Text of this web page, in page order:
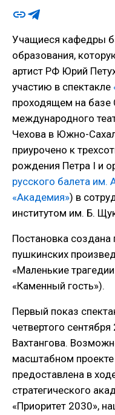
Учащиеся кафедры
образования,
артист РФ Юрий
участию в спектакле
проходящем на базе
международного
Чехова в Южно-
приурочено к
рождения Петра I и
русского балета им.
«Академия») в
институтом им. Б.
Постановка
пушкинских
«Маленькие
«Каменный гость»).
Первый показ
четвертого
Вахтангова.
масштабном
предоставлена в
стратегического
«Приоритет 2030»,